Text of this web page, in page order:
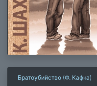
Братоубийство (Ф. Кафка)